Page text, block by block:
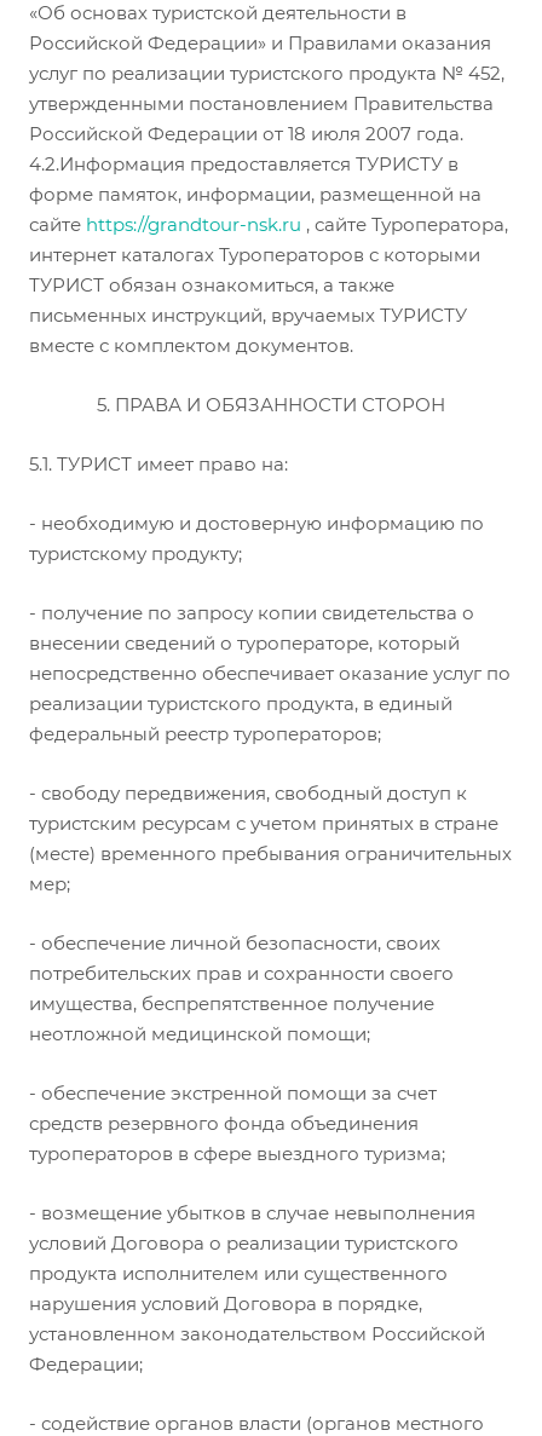
«Об основах туристской деятельности в
Российской Федерации» и Правилами оказания
услуг по реализации туристского продукта № 452,
утвержденными постановлением Правительства
Российской Федерации от 18 июля 2007 года.
4.2.Информация предоставляется ТУРИСТУ в
форме памяток, информации, размещенной на
сайте https://grandtour-nsk.ru , сайте Туроператора,
интернет каталогах Туроператоров с которыми
ТУРИСТ обязан ознакомиться, а также
письменных инструкций, вручаемых ТУРИСТУ
вместе с комплектом документов.
5. ПРАВА И ОБЯЗАННОСТИ СТОРОН
5.1. ТУРИСТ имеет право на:
- необходимую и достоверную информацию по
туристскому продукту;
- получение по запросу копии свидетельства о
внесении сведений о туроператоре, который
непосредственно обеспечивает оказание услуг по
реализации туристского продукта, в единый
федеральный реестр туроператоров;
- свободу передвижения, свободный доступ к
туристским ресурсам с учетом принятых в стране
(месте) временного пребывания ограничительных
мер;
- обеспечение личной безопасности, своих
потребительских прав и сохранности своего
имущества, беспрепятственное получение
неотложной медицинской помощи;
- обеспечение экстренной помощи за счет
средств резервного фонда объединения
туроператоров в сфере выездного туризма;
- возмещение убытков в случае невыполнения
условий Договора о реализации туристского
продукта исполнителем или существенного
нарушения условий Договора в порядке,
установленном законодательством Российской
Федерации;
- содействие органов власти (органов местного